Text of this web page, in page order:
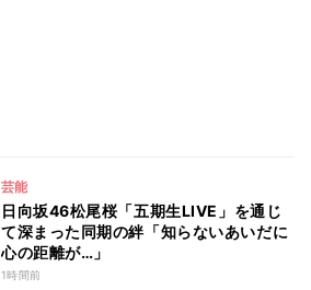
芸能
日向坂46松尾桜「五期生LIVE」を通じ
て深まった同期の絆「知らないあいだに
心の距離が…」
1時間前